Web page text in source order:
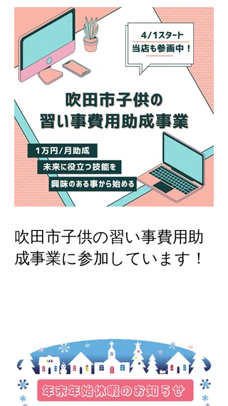
吹田市子供の習い事費用助
成事業に参加しています！